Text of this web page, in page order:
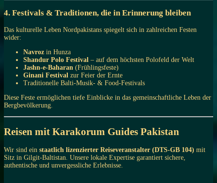
4. Festivals & Traditionen, die in Erinnerung bleiben
Das kulturelle Leben Nordpakistans spiegelt sich in zahlreichen Festen
wider:
Navroz in Hunza
Shandur Polo Festival – auf dem höchsten Polofeld der Welt
Jashn-e-Baharan (Frühlingsfeste)
Ginani Festival zur Feier der Ernte
Traditionelle Balti-Musik- & Food-Festivals
Diese Feste ermöglichen tiefe Einblicke in das gemeinschaftliche Leben der
Bergbevölkerung.
Reisen mit Karakorum Guides Pakistan
Wir sind ein staatlich lizenzierter Reiseveranstalter (DTS-GB 104) mit
Sitz in Gilgit-Baltistan. Unsere lokale Expertise garantiert sichere,
authentische und unvergessliche Erlebnisse.